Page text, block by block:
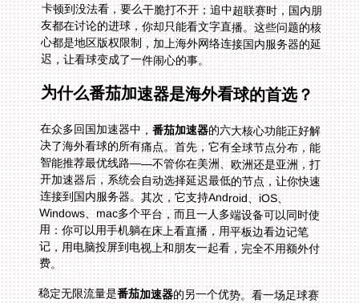
迟，让看球变成了一件闹心的事。
为什么番茄加速器是海外看球的首选？
在众多回国加速器中，番茄加速器的六大核心功能正好解
决了海外看球的所有痛点。首先，它有全球节点分布，能
智能推荐最优线路——不管你在美洲、欧洲还是亚洲，打
开加速器后，系统会自动选择延迟最低的节点，让你快速
连接到国内服务器。其次，它支持Android、iOS、
Windows、mac多个平台，而且一人多端设备可以同时使
用：你可以用手机躺在床上看直播，用平板边看边记笔
记，用电脑投屏到电视上和朋友一起看，完全不用额外付
费。
稳定无限流量是番茄加速器的另一个优势。看一场足球赛
要90分钟，NBA要48分钟，加上中场休息和回放，流量